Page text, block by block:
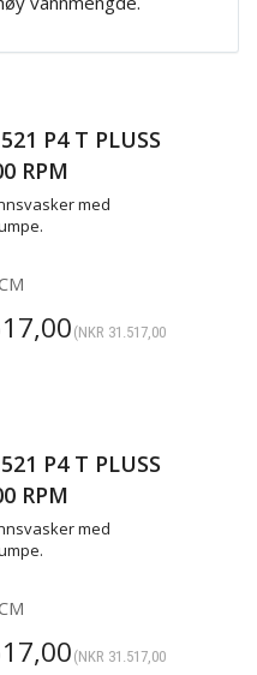
P4 T PLUSS
RPM
med
(NKR 31.517,00
P4 T PLUSS
RPM
med
(NKR 31.517,00